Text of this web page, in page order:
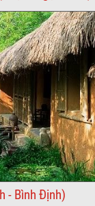
- Bình Định)